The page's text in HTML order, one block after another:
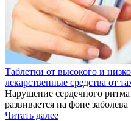
Таблетки от высокого и
лекарственные средства от
Нарушение сердечного
развивается на фоне заболева
Читать далее